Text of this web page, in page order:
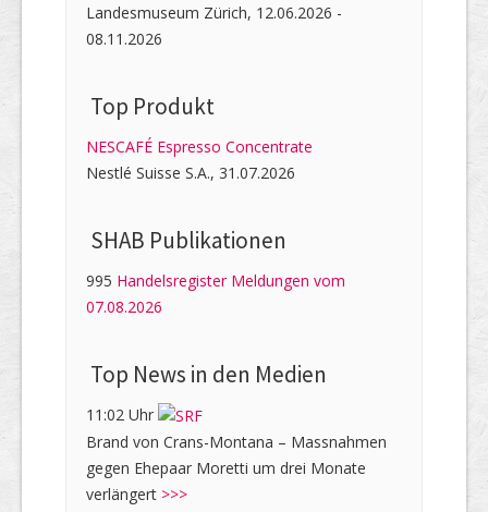
Landesmuseum Zürich, 12.06.2026 -
08.11.2026
Top Produkt
NESCAFÉ Espresso Concentrate
Nestlé Suisse S.A., 31.07.2026
SHAB Publi­kati­onen
995 Handelsregister Meldungen vom
07.08.2026
Top News in den Medien
11:02 Uhr
Brand von Crans-Montana – Massnahmen
gegen Ehepaar Moretti um drei Monate
verlängert >>>